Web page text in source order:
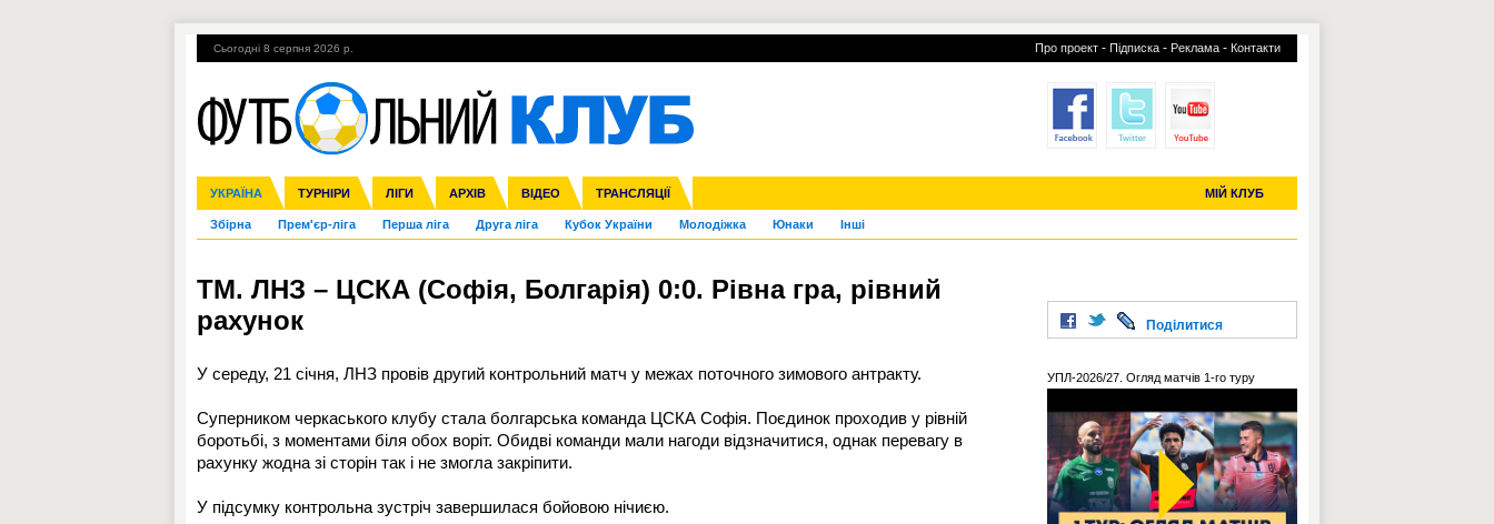
Сьогодні 8 серпня 2026 р. Про проект - Підписка - Реклама - Контакти
УКРАЇНА ТУРНІРИ ЛІГИ АРХІВ ВІДЕО ТРАНСЛЯЦІЇ МІЙ КЛУБ
Збірна Прем'єр-ліга Перша ліга Друга ліга Кубок України Молодіжка Юнаки Інші
Ліга чемпіонів Ліга Європи Міжнародні Ліга націй Ліга конференцій
Англія Іспанія Італія Німеччина Франція Інші
ЧС-2014 ЄВРО-2016 Росія Кубок конфедерацій ЧЄ-2015 (U-21)
Гарячі теми УПЛ, 2-й тур ВІЙНА УПЛ-ПЕРЕХОДИ УСІ ТРАНСФЕРИ
ТМ. ЛНЗ – ЦСКА (Софія, Болгарія) 0:0. Рівна гра, рівний
рахунок
У середу, 21 січня, ЛНЗ провів другий контрольний матч у межах поточного зимового антракту.
Суперником черкаського клубу стала болгарська команда ЦСКА Софія. Поєдинок проходив у рівній
боротьбі, з моментами біля обох воріт. Обидві команди мали нагоди відзначитися, однак перевагу в
рахунку жодна зі сторін так і не змогла закріпити.
У підсумку контрольна зустріч завершилася бойовою нічиєю.
Поділитися
УПЛ-2026/27. Огляд матчів 1-го туру